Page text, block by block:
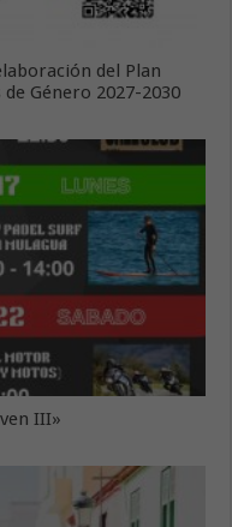
del Plan
Género 2027-2030
III»